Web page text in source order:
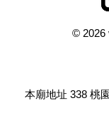
© 2026
本廟地址 338 桃